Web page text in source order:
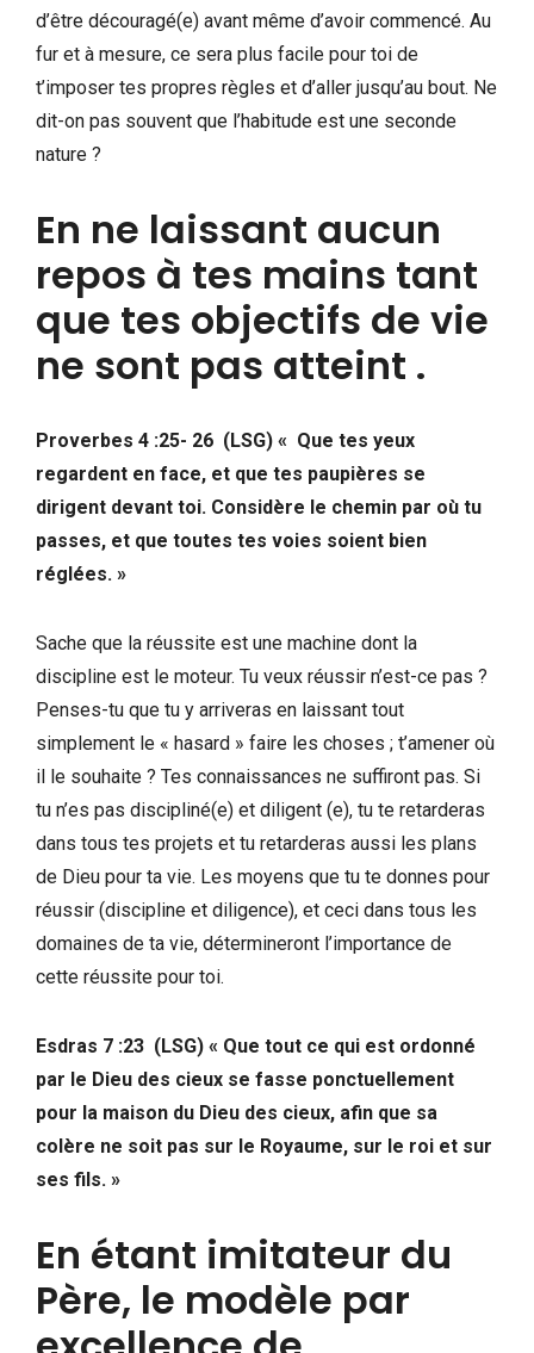
d’être découragé(e) avant même d’avoir commencé. Au
fur et à mesure, ce sera plus facile pour toi de
t’imposer tes propres règles et d’aller jusqu’au bout. Ne
dit-on pas souvent que l’habitude est une seconde
nature ?
En ne laissant aucun
repos à tes mains tant
que tes objectifs de vie
ne sont pas atteint .
Proverbes 4 :25- 26 (LSG) « Que tes yeux
regardent en face, et que tes paupières se
dirigent devant toi. Considère le chemin par où tu
passes, et que toutes tes voies soient bien
réglées. »
Sache que la réussite est une machine dont la
discipline est le moteur. Tu veux réussir n’est-ce pas ?
Penses-tu que tu y arriveras en laissant tout
simplement le « hasard » faire les choses ; t’amener où
il le souhaite ? Tes connaissances ne suffiront pas. Si
tu n’es pas discipliné(e) et diligent (e), tu te retarderas
dans tous tes projets et tu retarderas aussi les plans
de Dieu pour ta vie. Les moyens que tu te donnes pour
réussir (discipline et diligence), et ceci dans tous les
domaines de ta vie, détermineront l’importance de
cette réussite pour toi.
Esdras 7 :23 (LSG) « Que tout ce qui est ordonné
par le Dieu des cieux se fasse ponctuellement
pour la maison du Dieu des cieux, afin que sa
colère ne soit pas sur le Royaume, sur le roi et sur
ses fils. »
En étant imitateur du
Père, le modèle par